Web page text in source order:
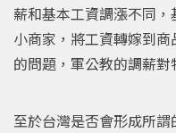
薪和基本工資調漲不同
小商家，將工資轉嫁到
的問題，軍公教的調薪對
至於台灣是否會形成所